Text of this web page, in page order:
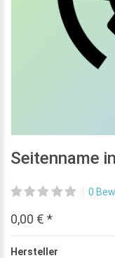
Seitenname
0
0,00 € *
Hersteller